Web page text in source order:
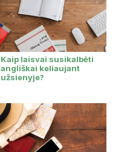
Kaip laisvai susikalbėti
angliškai keliaujant
užsienyje?